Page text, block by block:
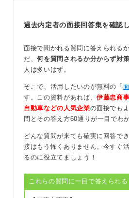
保護者対応（クレーム、発達相談
トラブル対応を観察→判断→行動
答えるときは状況→観察→判断→
で、発達段階の視点語を混ぜると
たとえばですが噛みつき対応なら
動の提示、事後の丁寧な共有と再
戦力になるイメージが持てます。
書類の負担とICT化、保育観の共有
後のミスマッチを防げます。
過去内定者の面接回答集を確認
面接で聞かれる質問に答えられる
だ、何を質問されるか分からず対
人は多いはず。
そこで、活用したいのが無料の「
す。この資料があれば、伊藤忠商
自動車などの人気企業の面接でも
問とその答え方60通りが一目でわ
どんな質問が来ても確実に回答で
接はもう怖くありません。今すぐ
るのに役立てましょう！
これらの質問に一目で答えられ